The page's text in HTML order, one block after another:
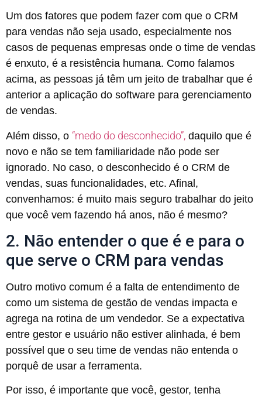
Um dos fatores que podem fazer com que o CRM
para vendas não seja usado, especialmente nos
casos de pequenas empresas onde o time de vendas
é enxuto, é a resistência humana. Como falamos
acima, as pessoas já têm um jeito de trabalhar que é
anterior a aplicação do software para gerenciamento
de vendas.
Além disso, o “medo do desconhecido”, daquilo que é
novo e não se tem familiaridade não pode ser
ignorado. No caso, o desconhecido é o CRM de
vendas, suas funcionalidades, etc. Afinal,
convenhamos: é muito mais seguro trabalhar do jeito
que você vem fazendo há anos, não é mesmo?
2. Não entender o que é e para o
que serve o CRM para vendas
Outro motivo comum é a falta de entendimento de
como um sistema de gestão de vendas impacta e
agrega na rotina de um vendedor. Se a expectativa
entre gestor e usuário não estiver alinhada, é bem
possível que o seu time de vendas não entenda o
porquê de usar a ferramenta.
Por isso, é importante que você, gestor, tenha